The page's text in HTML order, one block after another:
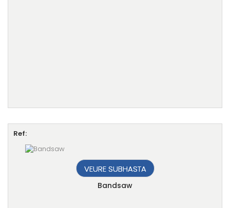
Ref:
VEURE SUBHASTA
Bandsaw